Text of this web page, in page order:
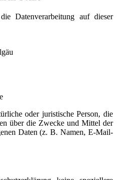
Datenverarbeitung auf dieser
oder juristische Person, die
über die Zwecke und Mittel der
Daten (z. B. Namen, E-Mail-